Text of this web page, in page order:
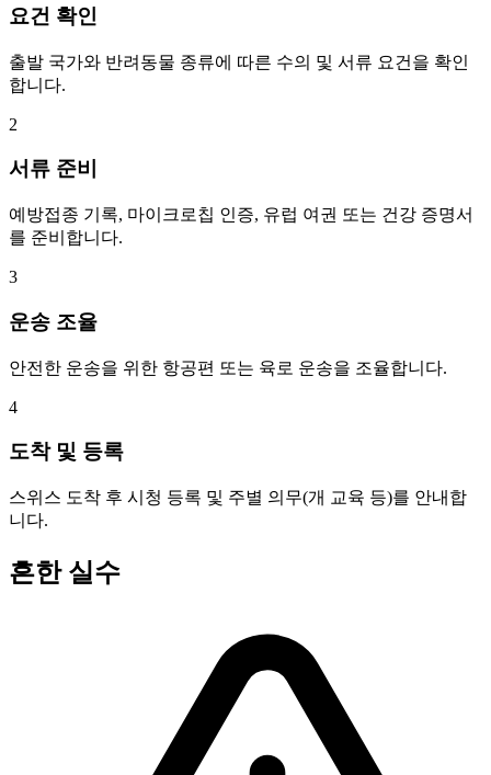
요건 확인
출발 국가와 반려동물 종류에 따른 수의 및 서류 요건을 확인
합니다.
2
서류 준비
예방접종 기록, 마이크로칩 인증, 유럽 여권 또는 건강 증명서
를 준비합니다.
3
운송 조율
안전한 운송을 위한 항공편 또는 육로 운송을 조율합니다.
4
도착 및 등록
스위스 도착 후 시청 등록 및 주별 의무(개 교육 등)를 안내합
니다.
흔한 실수